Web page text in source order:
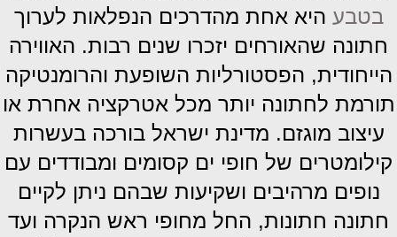
בטבע היא אחת מהדרכים הנפלאות לערוך
חתונה שהאורחים יזכרו שנים רבות. האווירה
הייחודית, הפסטורליות השופעת והרומנטיקה
תורמת לחתונה יותר מכל אטרקציה אחרת או
עיצוב מוגזם. מדינת ישראל בורכה בעשרות
קילומטרים של חופי ים קסומים ומבודדים עם
נופים מרהיבים ושקיעות שבהם ניתן לקיים
חתונה חתונות, החל מחופי ראש הנקרה ועד